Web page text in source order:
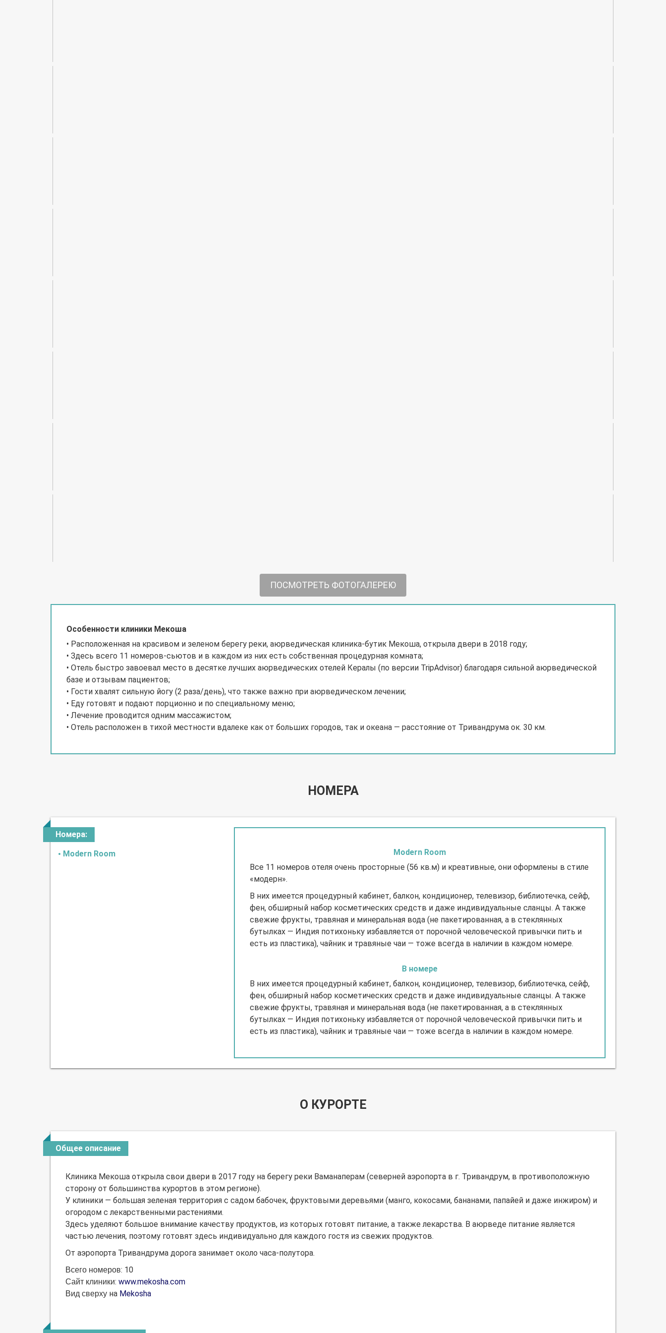
ПОСМОТРЕТЬ ФОТОГАЛЕРЕЮ
Особенности клиники Мекоша
• Расположенная на красивом и зеленом берегу реки, аюрведическая клиника-бутик Мекоша, открыла двери в 2018 году;
• Здесь всего 11 номеров-сьютов и в каждом из них есть собственная процедурная комната;
• Отель быстро завоевал место в десятке лучших аюрведических отелей Кералы (по версии TripAdvisor) благодаря сильной аюрведической
базе и отзывам пациентов;
• Гости хвалят сильную йогу (2 раза/день), что также важно при аюрведическом лечении;
• Еду готовят и подают порционно и по специальному меню;
• Лечение проводится одним массажистом;
• Отель расположен в тихой местности вдалеке как от больших городов, так и океана — расстояние от Тривандрума ок. 30 км.
НОМЕРА
Номера:
Modern Room
Modern Room
Все 11 номеров отеля очень просторные (56 кв.м) и креативные, они оформлены в стиле
«модерн».
В них имеется процедурный кабинет, балкон, кондиционер, телевизор, библиотечка, сейф,
фен, обширный набор косметических средств и даже индивидуальные сланцы. А также
свежие фрукты, травяная и минеральная вода (не пакетированная, а в стеклянных
бутылках — Индия потихоньку избавляется от порочной человеческой привычки пить и
есть из пластика), чайник и травяные чаи — тоже всегда в наличии в каждом номере.
В номере
В них имеется процедурный кабинет, балкон, кондиционер, телевизор, библиотечка, сейф,
фен, обширный набор косметических средств и даже индивидуальные сланцы. А также
свежие фрукты, травяная и минеральная вода (не пакетированная, а в стеклянных
бутылках — Индия потихоньку избавляется от порочной человеческой привычки пить и
есть из пластика), чайник и травяные чаи — тоже всегда в наличии в каждом номере.
О КУРОРТЕ
Общее описание
Клиника Мекоша открыла свои двери в 2017 году на берегу реки Ваманаперам (северней аэропорта в г. Тривандрум, в противоположную
сторону от большинства курортов в этом регионе).
У клиники — большая зеленая территория с садом бабочек, фруктовыми деревьями (манго, кокосами, бананами, папайей и даже инжиром) и
огородом с лекарственными растениями.
Здесь уделяют большое внимание качеству продуктов, из которых готовят питание, а также лекарства. В аюрведе питание является
частью лечения, поэтому готовят здесь индивидуально для каждого гостя из свежих продуктов.
От аэропорта Тривандрума дорога занимает около часа-полутора.
Всего номеров: 10
Сайт клиники: www.mekosha.com
Вид сверху на Mekosha